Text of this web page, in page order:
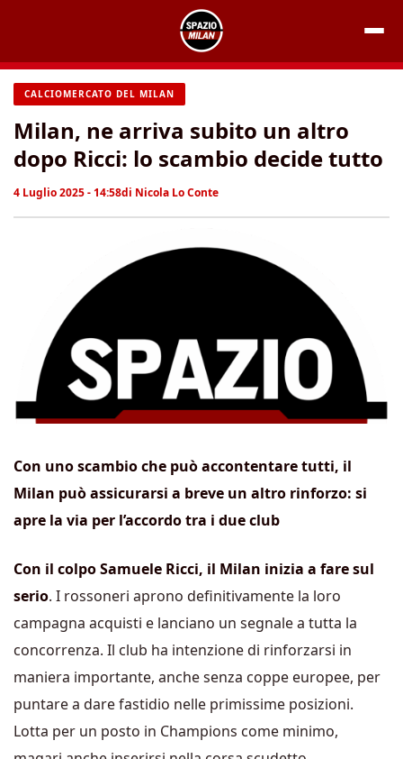
contenuto
CALCIOMERCATO DEL MILAN
Milan, ne arriva subito un altro
dopo Ricci: lo scambio decide tutto
4 Luglio 2025 - 14:58di Nicola Lo Conte
Con uno scambio che può accontentare tutti, il
Milan può assicurarsi a breve un altro rinforzo: si
apre la via per l’accordo tra i due club
Con il colpo Samuele Ricci, il Milan inizia a fare sul
serio. I rossoneri aprono definitivamente la loro
campagna acquisti e lanciano un segnale a tutta la
concorrenza. Il club ha intenzione di rinforzarsi in
maniera importante, anche senza coppe europee, per
puntare a dare fastidio nelle primissime posizioni.
Lotta per un posto in Champions come minimo,